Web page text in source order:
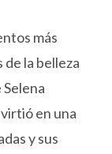
más
de la belleza
en una
y sus